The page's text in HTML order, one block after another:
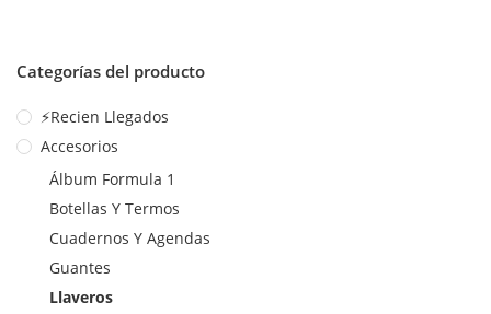
Categorías del producto
⚡Recien Llegados
Accesorios
Álbum Formula 1
Botellas Y Termos
Cuadernos Y Agendas
Guantes
Llaveros